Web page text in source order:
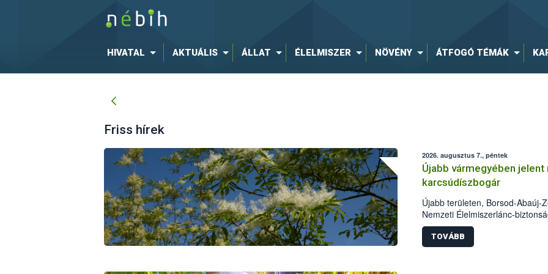
HIVATAL AKTUÁLIS ÁLLAT ÉLELMISZER NÖVÉNY ÁTFOGÓ TÉMÁK
Friss hírek
2026. augusztus 7., péntek
Újabb vármegyében
karcsúdíszbogár
Újabb területen, Borsod-Abaúj-
Nemzeti Élelmiszerlánc-
karcsúdíszbogár (Agrilus
színcsapdában találták meg,
növényvédelmi szakemberek
TOVÁBB